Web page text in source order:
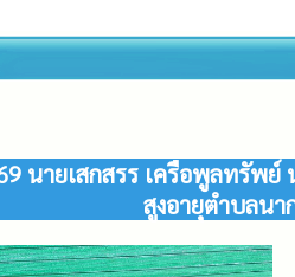
นายเสกสรร เครือพูลทรัพ
สูงอายุตำบลน